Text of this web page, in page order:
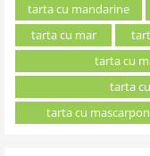
tarta cu mandarine
tarta cu mar
tarta cu
tarta
tarta cu